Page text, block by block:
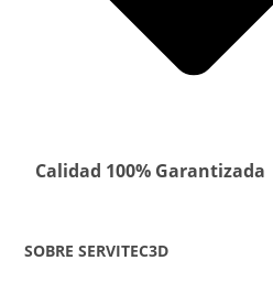
Calidad 100% Garantizada
SOBRE SERVITEC3D